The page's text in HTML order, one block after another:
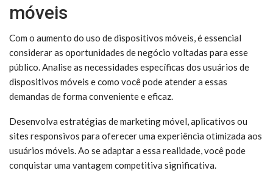
móveis
Com o aumento do uso de dispositivos móveis, é essencial
considerar as oportunidades de negócio voltadas para esse
público. Analise as necessidades específicas dos usuários de
dispositivos móveis e como você pode atender a essas
demandas de forma conveniente e eficaz.
Desenvolva estratégias de marketing móvel, aplicativos ou
sites responsivos para oferecer uma experiência otimizada aos
usuários móveis. Ao se adaptar a essa realidade, você pode
conquistar uma vantagem competitiva significativa.